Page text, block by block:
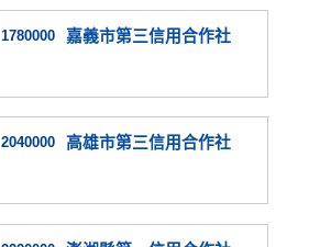
1780000 嘉義市第三信用合作社
2040000 高雄市第三信用合作社